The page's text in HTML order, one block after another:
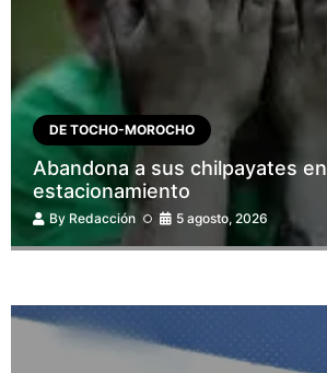
DE TOCHO-MOROCHO
Abandona a sus chilpayates en
estacionamiento
By Redacción 5 agosto, 2026